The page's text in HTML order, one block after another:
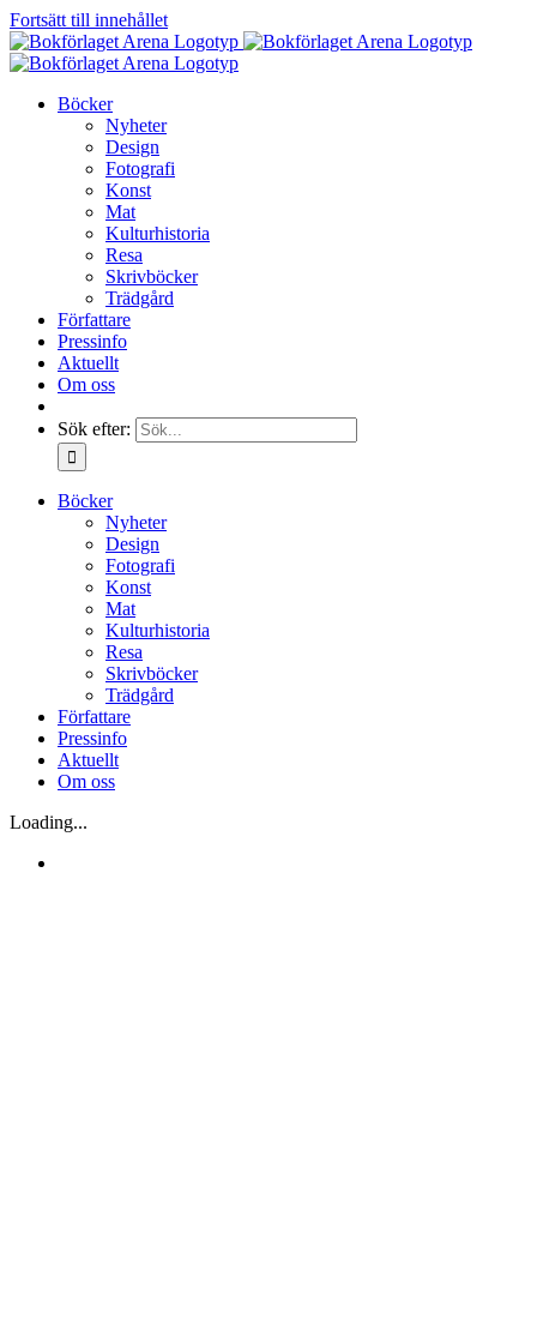
Fortsätt till innehållet
Böcker
Nyheter
Design
Fotografi
Konst
Mat
Kulturhistoria
Resa
Skrivböcker
Trädgård
Författare
Pressinfo
Aktuellt
Om oss
Sök efter:
Böcker
Nyheter
Design
Fotografi
Konst
Mat
Kulturhistoria
Resa
Skrivböcker
Trädgård
Författare
Pressinfo
Aktuellt
Om oss
Loading...